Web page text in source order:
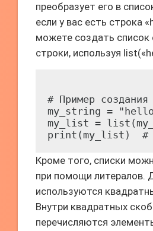
преобразует его в
если у вас есть строка
можете создать список
строки, используя
# Пример создания
my_string =
my_list =
Кроме того, списки
при помощи литералов.
используются
Внутри квадратных
перечисляются